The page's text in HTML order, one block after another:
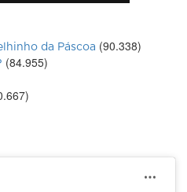
da Páscoa (90.338)
(84.955)